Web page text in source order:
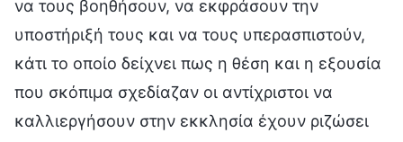
να τους βοηθήσουν, να εκφράσουν την
υποστήριξή τους και να τους υπερασπιστούν,
κάτι το οποίο δείχνει πως η θέση και η εξουσία
που σκόπιμα σχεδίαζαν οι αντίχριστοι να
καλλιεργήσουν στην εκκλησία έχουν ριζώσει